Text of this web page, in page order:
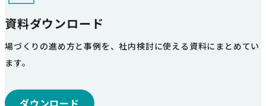
資料ダウンロード
場づくりの進め方と事例を、社内検討に使える資料にまとめてい
ます。
ダウンロード